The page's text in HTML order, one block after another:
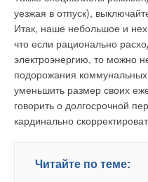
уезжая в отпуск),
Итак, наше небольшое и
что если рационально
электроэнергию, то можно
подорожания
уменьшить размер своих
говорить о долгосрочной
кардинально
Читайте по теме:
Текст комментария
много раз меньше
50 лет).
Практически такие же
Здесь окупаемость будет
т.е. даже немного быстрее.
вычисленный срок
оказывается заметно
исключением результатов,
быть рассчитан на
промежуточного
превышающего
решение, как всегда в
экономической плоскости,
обосновании может быть
В общем случае
промежуточного